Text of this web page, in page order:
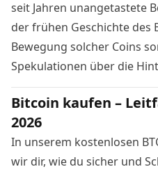
seit Jahren unangetastete
der frühen Geschichte des
Bewegung solcher Coins
Spekulationen über die
Bitcoin kaufen –
2026
In unserem kostenlosen
wir dir, wie du sicher und